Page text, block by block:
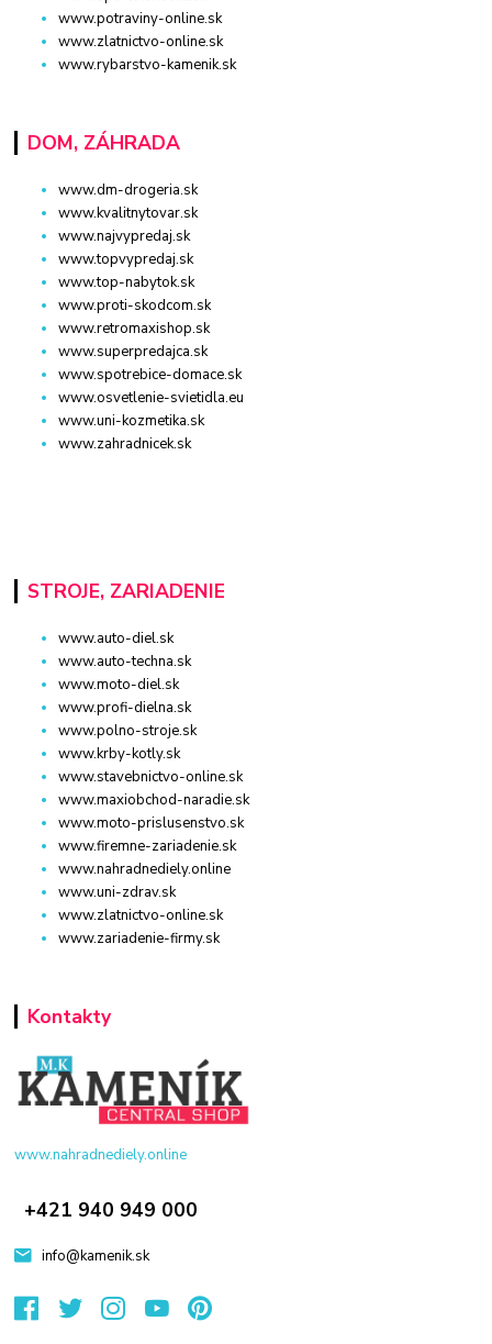
www.potraviny-online.sk
www.zlatnictvo-online.sk
www.rybarstvo-kamenik.sk
DOM, ZÁHRADA
www.dm-drogeria.sk
www.kvalitnytovar.sk
www.najvypredaj.sk
www.topvypredaj.sk
www.top-nabytok.sk
www.proti-skodcom.sk
www.retromaxishop.sk
www.superpredajca.sk
www.spotrebice-domace.sk
www.osvetlenie-svietidla.eu
www.uni-kozmetika.sk
www.zahradnicek.sk
STROJE, ZARIADENIE
www.auto-diel.sk
www.auto-techna.sk
www.moto-diel.sk
www.profi-dielna.sk
www.polno-stroje.sk
www.krby-kotly.sk
www.stavebnictvo-online.sk
www.maxiobchod-naradie.sk
www.moto-prislusenstvo.sk
www.firemne-zariadenie.sk
www.nahradnediely.online
www.uni-zdrav.sk
www.zlatnictvo-online.sk
www.zariadenie-firmy.sk
Kontakty
www.nahradnediely.online
+421 940 949 000
info@kamenik.sk